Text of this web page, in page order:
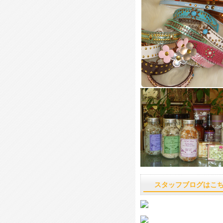
スタッフブログはこ